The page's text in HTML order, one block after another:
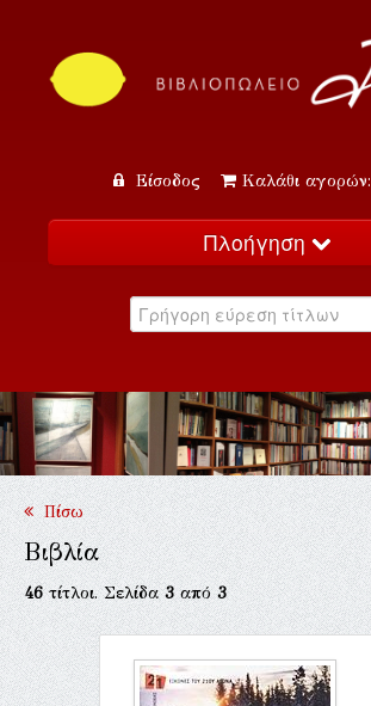
Είσοδος Καλάθι αγορών:
Πλοήγηση
Κατάλογος
Εκδηλώσεις
Επικοινωνία
Πίσω
Βιβλία
46τίτλοι. Σελίδα3από3